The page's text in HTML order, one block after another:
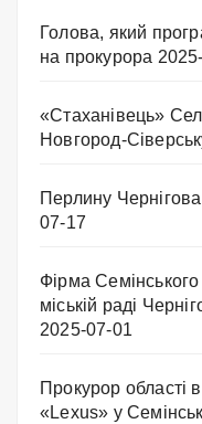
Голова, який
на прокурора
«Стаханівець»
Новгород-
Перлину
07-17
Фірма
міській раді
2025-07-01
Прокурор області
«Lexus» у